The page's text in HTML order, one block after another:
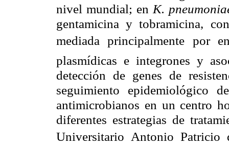
nivel mundial; en K.
gentamicina y tobramicina,
mediada principalmente por
plasmídicas e integrones y
detección de genes de
seguimiento epidemiológico
antimicrobianos en un centro
diferentes estrategias de
Universitario Antonio Patricio